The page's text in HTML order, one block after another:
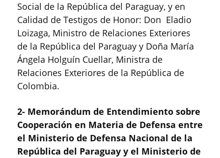
Social de la República del Paraguay, y en
Calidad de Testigos de Honor: Don Eladio
Loizaga, Ministro de Relaciones Exteriores
de la República del Paraguay y Doña María
Ángela Holguín Cuellar, Ministra de
Relaciones Exteriores de la República de
Colombia.
2- Memorándum de Entendimiento sobre
Cooperación en Materia de Defensa entre
el Ministerio de Defensa Nacional de la
República del Paraguay y el Ministerio de